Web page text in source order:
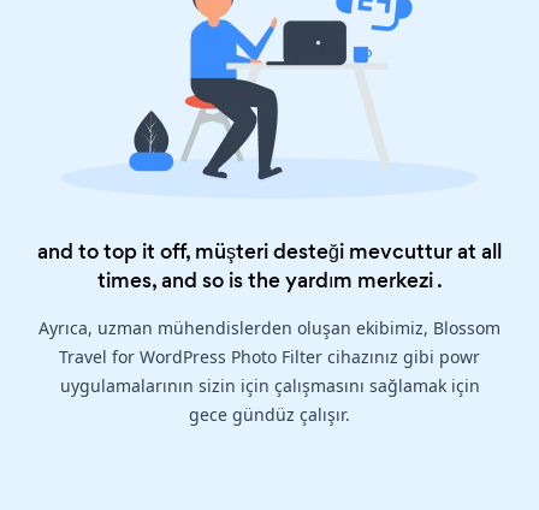
and to top it off, müşteri desteği mevcuttur at all
times, and so is theyardım merkezi.
Ayrıca, uzman mühendislerden oluşan ekibimiz, Blossom
Travel for WordPress Photo Filter cihazınız gibi powr
uygulamalarının sizin için çalışmasını sağlamak için
gece gündüz çalışır.